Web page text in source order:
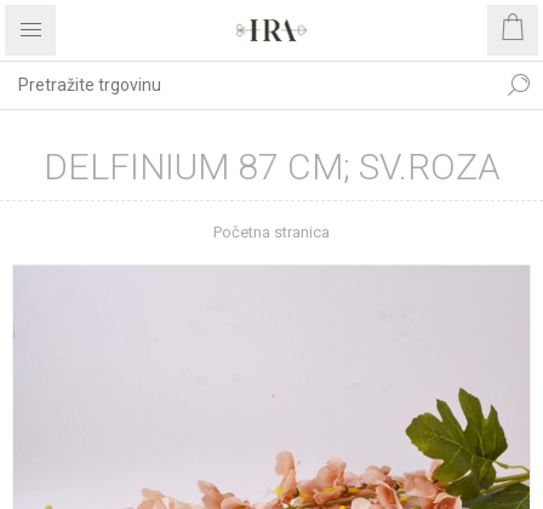
DELFINIUM 87 CM; SV.ROZA
Početna stranica